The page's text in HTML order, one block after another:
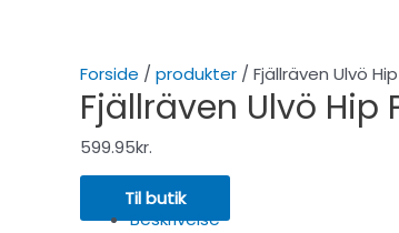
Forside / produkter / Fjällräven Ulvö
Fjällräven Ulvö Hip
599.95kr.
Til butik
Beskrivelse